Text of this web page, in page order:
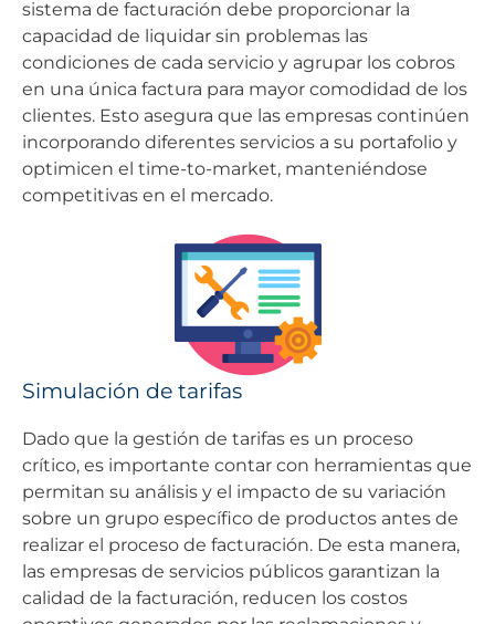
sistema de facturación debe proporcionar la
capacidad de liquidar sin problemas las
condiciones de cada servicio y agrupar los cobros
en una única factura para mayor comodidad de los
clientes. Esto asegura que las empresas continúen
incorporando diferentes servicios a su portafolio y
optimicen el time-to-market, manteniéndose
competitivas en el mercado.
Simulación de tarifas
Dado que la gestión de tarifas es un proceso
crítico, es importante contar con herramientas que
permitan su análisis y el impacto de su variación
sobre un grupo específico de productos antes de
realizar el proceso de facturación. De esta manera,
las empresas de servicios públicos garantizan la
calidad de la facturación, reducen los costos